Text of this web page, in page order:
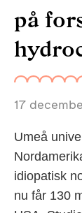
på
17
Umeå
idiopatisk
nu får 130